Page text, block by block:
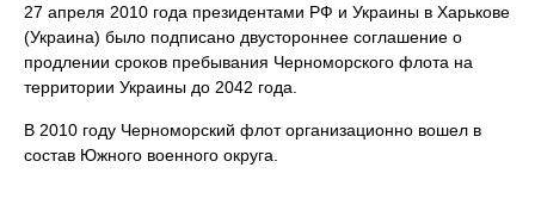
27 апреля 2010 года президентами РФ и Украины в Харькове
(Украина) было подписано двустороннее соглашение о
продлении сроков пребывания Черноморского флота на
территории Украины до 2042 года.
В 2010 году Черноморский флот организационно вошел в
состав Южного военного округа.